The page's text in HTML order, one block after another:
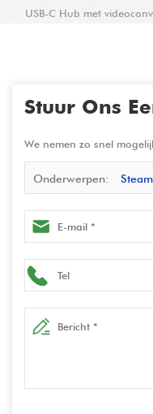
USB-C Hub met
Stuur Ons
We nemen zo snel
Onderwerpen:
Multiport USB-C Hub
Fabrikant direct